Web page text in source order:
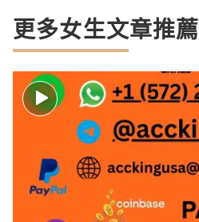
更多女生文章推薦